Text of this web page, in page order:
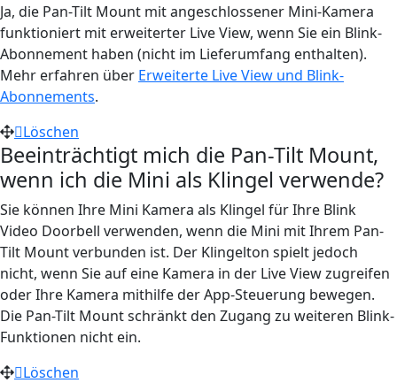
Ja, die Pan-Tilt Mount mit angeschlossener Mini-Kamera
funktioniert mit erweiterter Live View, wenn Sie ein Blink-
Abonnement haben (nicht im Lieferumfang enthalten).
Mehr erfahren über Erweiterte Live View und Blink-
Abonnements.
Löschen
Beeinträchtigt mich die Pan-Tilt Mount,
wenn ich die Mini als Klingel verwende?
Sie können Ihre Mini Kamera als Klingel für Ihre Blink
Video Doorbell verwenden, wenn die Mini mit Ihrem Pan-
Tilt Mount verbunden ist. Der Klingelton spielt jedoch
nicht, wenn Sie auf eine Kamera in der Live View zugreifen
oder Ihre Kamera mithilfe der App-Steuerung bewegen.
Die Pan-Tilt Mount schränkt den Zugang zu weiteren Blink-
Funktionen nicht ein.
Löschen